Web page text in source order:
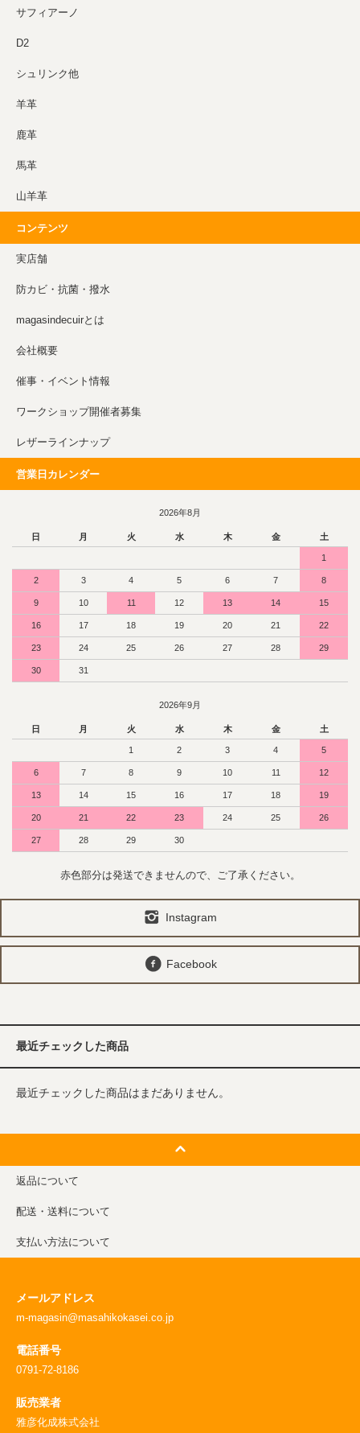
サフィアーノ
D2
シュリンク他
羊革
鹿革
馬革
山羊革
コンテンツ
実店舗
防カビ・抗菌・撥水
magasindecuirとは
会社概要
催事・イベント情報
ワークショップ開催者募集
レザーラインナップ
営業日カレンダー
2026年8月
日 月 火 水 木 金 土
1
2 3 4 5 6 7 8
9 10 11 12 13 14 15
16 17 18 19 20 21 22
23 24 25 26 27 28 29
30 31
2026年9月
日 月 火 水 木 金 土
1 2 3 4 5
6 7 8 9 10 11 12
13 14 15 16 17 18 19
20 21 22 23 24 25 26
27 28 29 30
赤色部分は発送できませんので、ご了承ください。
Instagram
Facebook
最近チェックした商品
最近チェックした商品はまだありません。
返品について
配送・送料について
支払い方法について
メールアドレス
m-magasin@masahikokasei.co.jp
電話番号
0791-72-8186
販売業者
雅彦化成株式会社